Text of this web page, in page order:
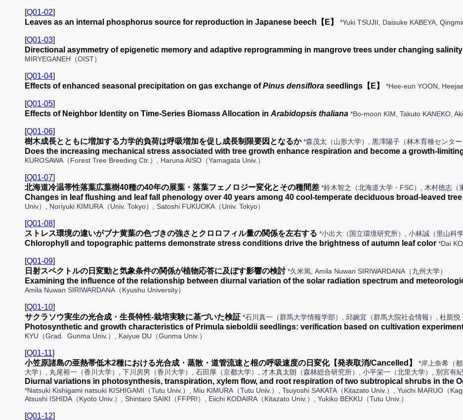
[Q01-02]
Leaves as an internal phosphorus source for reproduction in Japanese beech【E】
*Yuki TSUJII, Daisuke KABEYA,
[Q01-03]
Directional asymmetry of epigenetic memory and adaptive reprogramming in mangrove trees under changing salinity
MIRYEGANEH（OIST）
[Q01-04]
Effects of enhanced seasonal precipitation on gas exchange ofPinus densiflora seedlings【E】 *Hee-eun YOON,
[Q01-05]
Effects of Neighbor Identity on Time-Series Biomass Allocation in Arabidopsis thaliana *Bo-moon KIM, Takuto KANEKO,
[Q01-06]
樹木成長とともに増加する力学的負荷は呼吸増加を促し成長制限要因となるか *森茂太（山形大学）, 黒澤陽子（林木育種センター
Does the increasing mechanical stress associated with tree growth enhance respiration and become a growth-
KUROSAWA（Forest Tree Breeding Ctr.）, Haruna AISO（Yamagata Univ.）
[Q01-07]
北海道冷温帯性落葉広葉樹40種の40年の展葉・落葉フェノロジー変化とその種間差 *鈴木智之（北海道大学・FSC）, 木村徳志（
Changes in leaf flushing and leaf fall phenology over 40 years among 40 cool-temperate deciduous broad-leaved
Univ）, Noriyuki KIMURA（Univ. Tokyo）, Satoshi FUKUOKA（Univ. Tokyo）
[Q01-08]
ストレス環境の違いがブナ黄葉の色づきの強さとクロロフィル量の関係を左右する *小出大（国立環境研究所）, 小林誠（里山科
Chlorophyll and topographic patterns demonstrate stress conditions drive the brightness of autumn leaf color *Dai
[Q01-09]
日射スペクトルの日変動と気象条件の関係が植物応答に及ぼす影響の検討 *久米篤, Amila Nuwan SIRIWARDANA（九州大学）
Examining the influence of the relationship between diurnal variation of the solar radiation spectrum and
Amila Nuwan SIRIWARDANA（Kyushu University）
[Q01-10]
サクラソウ実生の光合成・生長特性-栽培実験に基づいた検証 *石川真一（群馬大学情報学部）, 邱婉宜（群馬大院社会情報）, 杜凱悦
Photosynthetic and growth characteristics of Primula sieboldii seedlings: verification based on cultivation
KYU（Grad. Gunma Univ.）, Kaiyue DU（Gunma Univ.）
[Q01-11]
小笠原諸島の亜熱帯低木2種における光合成・蒸散・道管流速と根の呼吸速度の日変化【発表取消/Cancelled】
*岸上奈希（
大学）, 丸尾裕一（香川大学）, 下川房男（香川大学）, 石田厚（京都大学）, 才木真太朗（森林総合研究所）, 小平栄一（北里大学）, 別宮有紀
Diurnal variations in photosynthesis, transpiration, xylem flow, and root respiration of two subtropical shrubs in the
*Natsuki Kishigami natsuki KISHIGAMI（Tutu Univ.）, Miu KIMURA（Tutu Univ.）, Tsuyoshi SAKATA（Kitazato Univ.）, Yuichi MARUO（
Atsushi ISHIDA（Kyoto Univ.）, Shintaro SAIKI（FFPRI）, Eiichi KODAIRA（Kitazato Univ.）, Yukiko BEKKU（Tutu Univ.）
[Q01-12]